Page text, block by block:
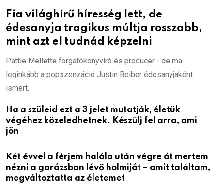
Fia világhírű híresség lett, de
édesanyja tragikus múltja rosszabb,
mint azt el tudnád képzelni
Pattie Mellette forgatókönyvíró és producer - de ma
leginkább a popszenzáció Justin Beiber édesanyjaként
ismert.
Ha a szüleid ezt a 3 jelet mutatják, életük
végéhez közeledhetnek. Készülj fel arra, ami
jön
Két évvel a férjem halála után végre át mertem
nézni a garázsban lévő holmiját – amit találtam,
megváltoztatta az életemet